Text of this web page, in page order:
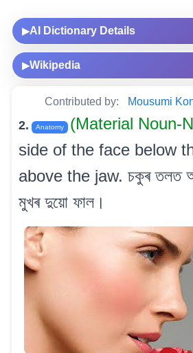
▶AI Dictionary Details
▶Wikipedia
Contributed by: Mousumi
2. Anatomy (Material Noun-
side of the face below
above the jaw. চকুৰ তলত
মুখৰ দুয়ো ফাল।